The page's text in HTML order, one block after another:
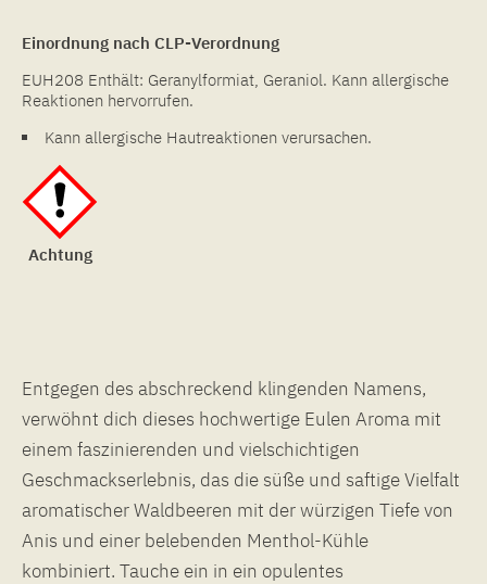
Einordnung nach CLP-Verordnung
EUH208 Enthält: Geranylformiat, Geraniol. Kann allergische
Reaktionen hervorrufen.
Kann allergische Hautreaktionen verursachen.
Achtung
Entgegen des abschreckend klingenden Namens,
verwöhnt dich dieses hochwertige Eulen Aroma mit
einem faszinierenden und vielschichtigen
Geschmackserlebnis, das die süße und saftige Vielfalt
aromatischer Waldbeeren mit der würzigen Tiefe von
Anis und einer belebenden Menthol-Kühle
kombiniert. Tauche ein in ein opulentes